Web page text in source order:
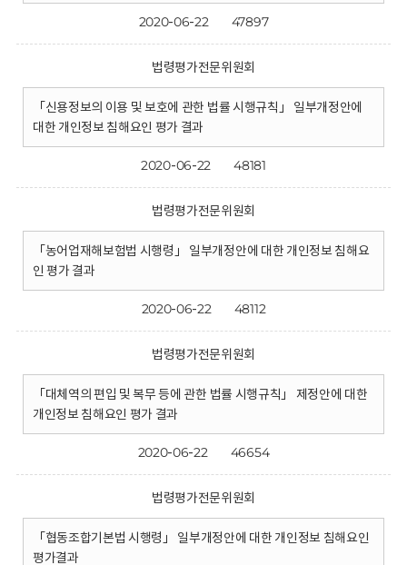
2020-06-22 47897
법령평가전문위원회
「신용정보의 이용 및 보호에 관한 법률 시행규칙」 일부개정안에
대한 개인정보 침해요인 평가 결과
2020-06-22 48181
법령평가전문위원회
「농어업재해보험법 시행령」 일부개정안에 대한 개인정보 침해요
인 평가 결과
2020-06-22 48112
법령평가전문위원회
「대체역의 편입 및 복무 등에 관한 법률 시행규칙」 제정안에 대한
개인정보 침해요인 평가 결과
2020-06-22 46654
법령평가전문위원회
「협동조합기본법 시행령」 일부개정안에 대한 개인정보 침해요인
평가결과